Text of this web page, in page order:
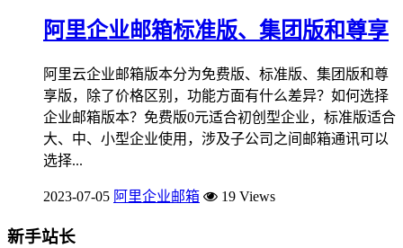
阿里企业邮箱标准版、集团版和尊享
阿里云企业邮箱版本分为免费版、标准版、集团版和尊
享版，除了价格区别，功能方面有什么差异？如何选择
企业邮箱版本？免费版0元适合初创型企业，标准版适合
大、中、小型企业使用，涉及子公司之间邮箱通讯可以
选择...
2023-07-05 阿里企业邮箱 19 Views
新手站长